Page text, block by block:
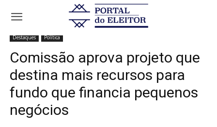
Início
Comissão aprova projeto que destina mais
recursos para fundo que financia pequenos...
Destaques Política
Comissão aprova projeto que
destina mais recursos para
fundo que financia pequenos
negócios